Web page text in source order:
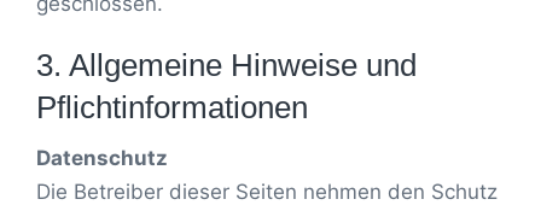
3. Allgemeine Hinweise und
Pflicht­informationen
Datenschutz
Die Betreiber dieser Seiten nehmen den Schutz